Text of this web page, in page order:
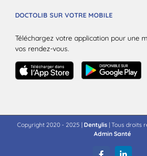
DOCTOLIB SUR VOTRE MOBILE
Téléchargez votre application pour une
vos rendez-vous.
Copyright 2020 - 2025 | Dentylis| Tous droits
Admin Santé